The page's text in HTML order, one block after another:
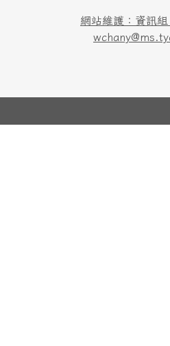
網站維護：資訊組